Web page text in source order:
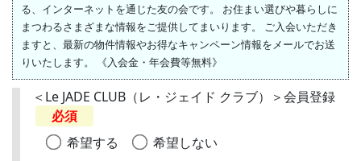
る、インターネットを通じた友の会です。 お住まい選びや暮らしに
まつわるさまざまな情報をご提供してまいります。 ご入会いただき
ますと、最新の物件情報やお得なキャンペーン情報をメールでお送
りいたします。 《入会金・年会費等無料》
＜Le JADE CLUB（レ・ジェイド クラブ）＞会員登録
必須
希望する
希望しない